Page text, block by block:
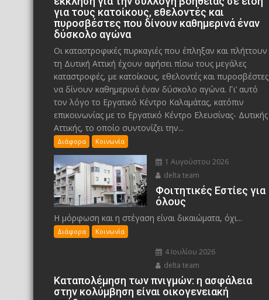
για τους κατοίκους, εθελοντές και
πυροσβέστες που δίνουν καθημερινά έναν
δύσκολο αγώνα
Οι καταστροφικές πυρκαγιές που έπληξαν και πλήττουν
τη Δυτική Αττική έχουν αφήσει πίσω τους μεγάλες
καταστροφές, με κατοίκους, εθελοντές και πυροσβέστες
να δίνουν καθημερινά έναν δύσκολο αγώνα. Γι’ αυτό
τον λόγο το Εργατικό Κέντρο Καλαμάτας, κατόπιν
επικοινωνίας με το Εργατικό Κέντρο Ελευσίνας- Δυτικής
Αττικής, το οποίο συντονίζει την...
Διάφορα Κοινωνία
1 Αυγούστου 2026
delta team
Φοιτητικές Εστίες για
όλους
Η μόρφωση και η στέγαση είναι δικαιώματα, όχι...
Διάφορα Κοινωνία
4 Ιουλίου 2026
delta team
Καταπολέμηση των πνιγμών: η ασφάλεια
στην κολύμβηση είναι οικογενειακή